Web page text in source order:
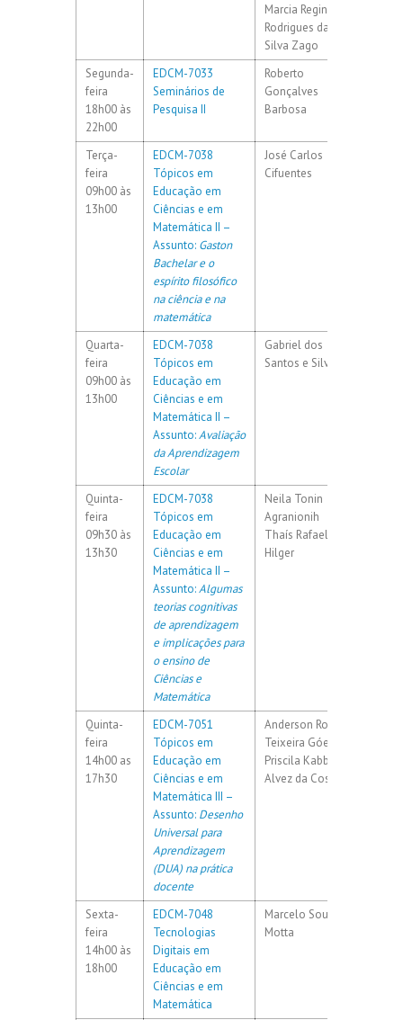
Marcia Regina
Rodrigues da
Silva Zago
Segunda-
feira
18h00 às
22h00
EDCM-7033
Seminários de
Pesquisa II
Roberto
Gonçalves
Barbosa
Terça-
feira
09h00 às
13h00
EDCM-7038
Tópicos em
Educação em
Ciências e em
Matemática II –
Assunto: Gaston
Bachelar e o
espírito filosófico
na ciência e na
matemática
José Carlos
Cifuentes
Quarta-
feira
09h00 às
13h00
EDCM-7038
Tópicos em
Educação em
Ciências e em
Matemática II –
Assunto:Avaliação
da Aprendizagem
Escolar
Gabriel dos
Santos e Silva
Quinta-
feira
09h30 às
13h30
EDCM-7038
Tópicos em
Educação em
Ciências e em
Matemática II –
Assunto:Algumas
teorias cognitivas
de aprendizagem
e implicações para
o ensino de
Ciências e
Matemática
Neila Tonin
Agranionih
Thaís Rafaela
Hilger
Quinta-
feira
14h00 as
17h30
EDCM-7051
Tópicos em
Educação em
Ciências e em
Matemática III –
Assunto: Desenho
Universal para
Aprendizagem
(DUA) na prática
docente
Anderson Roges
Teixeira Góes
Priscila Kabbaz
Alvez da Costa
Sexta-
feira
14h00 às
18h00
EDCM-7048
Tecnologias
Digitais em
Educação em
Ciências e em
Matemática
Marcelo Souza
Motta